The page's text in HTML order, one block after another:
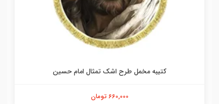
کتیبه مخمل طرح اشک تمثال امام حسین
660,000 تومان